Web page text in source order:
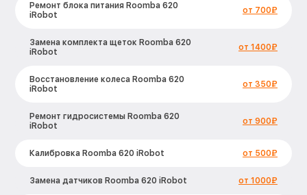
Ремонт блока питания Roomba 620
iRobot
от 700₽
Замена комплекта щеток Roomba 620
iRobot
от 1400₽
Восстановление колеса Roomba 620
iRobot
от 350₽
Ремонт гидросистемы Roomba 620
iRobot
от 900₽
Калибровка Roomba 620 iRobot от 500₽
Замена датчиков Roomba 620 iRobot от 1000₽